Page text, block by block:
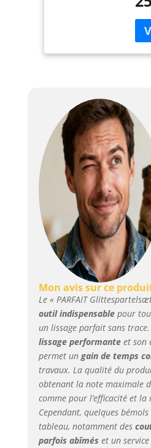
OP
Mon avis sur ce
Le « PARFAIT
outil indispensablepour
un lissage parfait sans
lissage performanteet son
permet un gain de temps
travaux. La qualité du
obtenant la note maximale
comme pour l’efficacité et
Cependant, quelques
tableau, notamment des
parfois abîmés et un